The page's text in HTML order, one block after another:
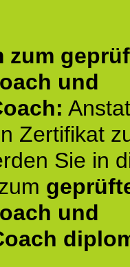
zum
und
Zertifikat
Sie in
und